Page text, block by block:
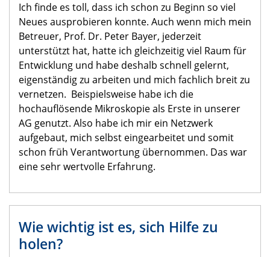
Ich finde es toll, dass ich schon zu Beginn so viel
Neues ausprobieren konnte. Auch wenn mich mein
Betreuer, Prof. Dr. Peter Bayer, jederzeit
unterstützt hat, hatte ich gleichzeitig viel Raum für
Entwicklung und habe deshalb schnell gelernt,
eigenständig zu arbeiten und mich fachlich breit zu
vernetzen. Beispielsweise habe ich die
hochauflösende Mikroskopie als Erste in unserer
AG genutzt. Also habe ich mir ein Netzwerk
aufgebaut, mich selbst eingearbeitet und somit
schon früh Verantwortung übernommen. Das war
eine sehr wertvolle Erfahrung.
Wie wichtig ist es, sich Hilfe zu
holen?